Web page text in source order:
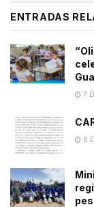
ENTRADAS
7
8